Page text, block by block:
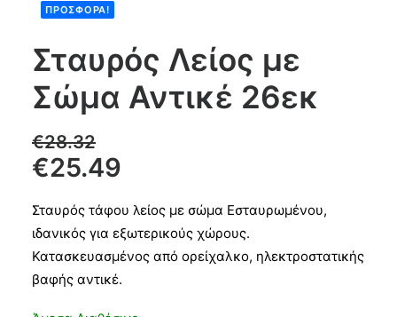
Products
search
CART
ΠΡΟΣΦΟΡΆ!
Σταυρός Λείος με
Σώμα Αντικέ 26εκ
€28.32
€25.49
Σταυρός τάφου λείος με σώμα Εσταυρωμένου,
ιδανικός για εξωτερικούς χώρους.
Κατασκευασμένος από ορείχαλκο, ηλεκτροστατικής
βαφής αντικέ.